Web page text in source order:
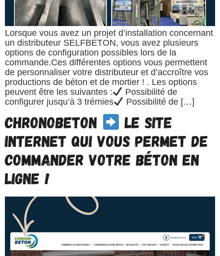
Lorsque vous avez un projet d’installation concernant
un distributeur SELFBETON, vous avez plusieurs
options de configuration possibles lors de la
commande.Ces différentes options vous permettent
de personnaliser votre distributeur et d’accroître vos
productions de béton et de mortier ! . Les options
peuvent être les suivantes :
Possibilité de
configurer jusqu’à 3 trémies
Possibilité de […]
CHRONOBETON
Le site
internet qui vous permet de
commander votre béton en
ligne !